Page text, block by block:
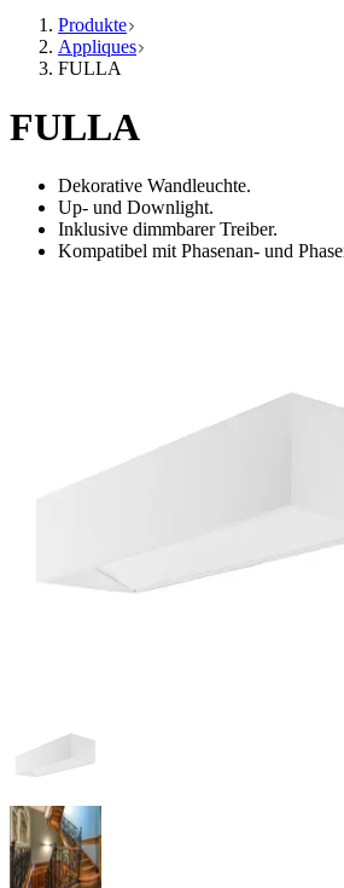
Produkte
Appliques
FULLA
FULLA
Dekorative Wandleuchte.
Up- und Downlight.
Inklusive dimmbarer Treiber.
Kompatibel mit Phasenan- und